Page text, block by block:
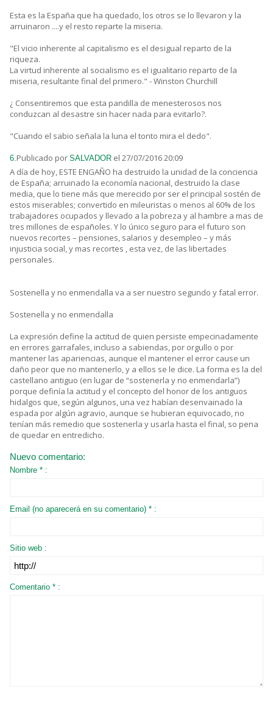
Esta es la España que ha quedado, los otros se lo llevaron y la
arruinaron ....y el resto reparte la miseria.
"El vicio inherente al capitalismo es el desigual reparto de la
riqueza.
La virtud inherente al socialismo es el igualitario reparto de la
miseria, resultante final del primero." - Winston Churchill
¿ Consentiremos que esta pandilla de menesterosos nos
conduzcan al desastre sin hacer nada para evitarlo?.
"Cuando el sabio señala la luna el tonto mira el dedo".
6.Publicado por SALVADOR el 27/07/2016 20:09
A día de hoy, ESTE ENGAÑO ha destruido la unidad de la conciencia
de España; arruinado la economía nacional, destruido la clase
media, que lo tiene más que merecido por ser el principal sostén de
estos miserables; convertido en mileuristas o menos al 60% de los
trabajadores ocupados y llevado a la pobreza y al hambre a mas de
tres millones de españoles. Y lo único seguro para el futuro son
nuevos recortes – pensiones, salarios y desempleo – y más
injusticia social, y mas recortes , esta vez, de las libertades
personales.
Sostenella y no enmendalla va a ser nuestro segundo y fatal error.
Sostenella y no enmendalla
La expresión define la actitud de quien persiste empecinadamente
en errores garrafales, incluso a sabiendas, por orgullo o por
mantener las apariencias, aunque el mantener el error cause un
daño peor que no mantenerlo, y a ellos se le dice. La forma es la del
castellano antiguo (en lugar de “sostenerla y no enmendarla”)
porque definía la actitud y el concepto del honor de los antiguos
hidalgos que, según algunos, una vez habían desenvainado la
espada por algún agravio, aunque se hubieran equivocado, no
tenían más remedio que sostenerla y usarla hasta el final, so pena
de quedar en entredicho.
Nuevo comentario:
Nombre * :
Email (no aparecerá en su comentario) * :
Sitio web :
Comentario * :